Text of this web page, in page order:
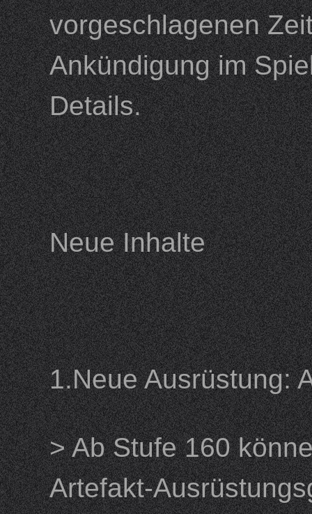
vorgeschlagenen
Ankündigung im
Details.
Neue Inhalte
1.Neue
> Ab Stufe 160
Artefakt-